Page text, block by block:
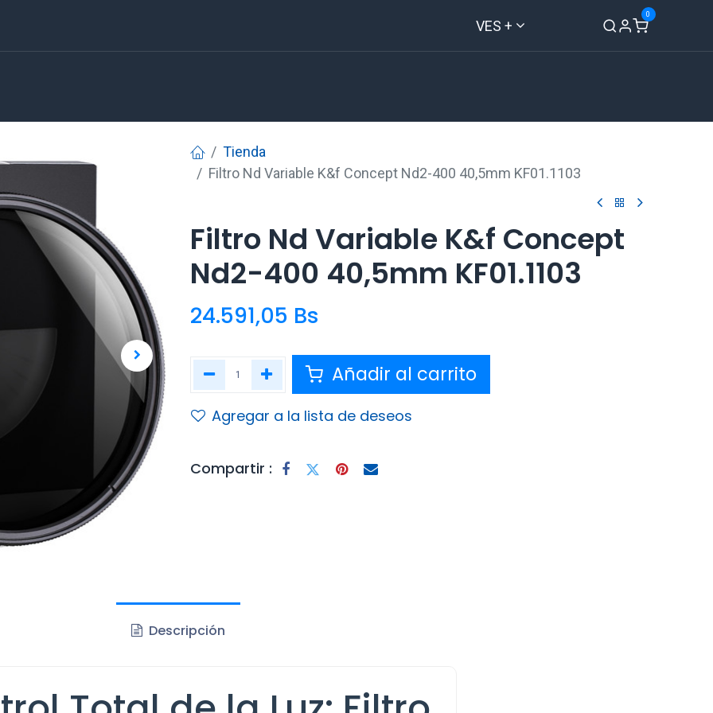
VES +
0
Tienda
Filtro Nd Variable K&f Concept Nd2-400 40,5mm KF01.1103
Filtro Nd Variable K&f Concept
Nd2-400 40,5mm KF01.1103
24.591,05 Bs
Añadir al carrito
Agregar a la lista de deseos
Compartir :
Descripción